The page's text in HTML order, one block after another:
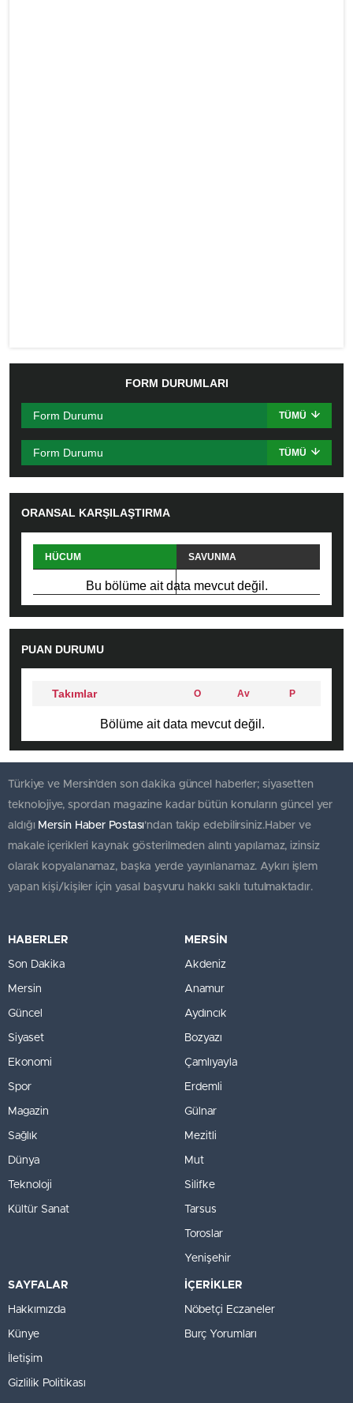
FORM DURUMLARI
Form Durumu TÜMÜ
Form Durumu TÜMÜ
ORANSAL KARŞILAŞTIRMA
HÜCUM SAVUNMA
FAUL
Bu bölüme ait data mevcut değil.
PUAN DURUMU
Takımlar P
Av
O
Bölüme ait data mevcut değil.
Türkiye ve Mersin’den son dakika güncel haberler; siyasetten
teknolojiye, spordan magazine kadar bütün konuların güncel yer
aldığı Mersin Haber Postası'ndan takip edebilirsiniz.Haber ve
makale içerikleri kaynak gösterilmeden alıntı yapılamaz, izinsiz
olarak kopyalanamaz, başka yerde yayınlanamaz. Aykırı işlem
yapan kişi/kişiler için yasal başvuru hakkı saklı tutulmaktadır.
HABERLER
Son Dakika
Mersin
Güncel
Siyaset
Ekonomi
Spor
Magazin
Sağlık
Dünya
Teknoloji
Kültür Sanat
MERSİN
Akdeniz
Anamur
Aydıncık
Bozyazı
Çamlıyayla
Erdemli
Gülnar
Mezitli
Mut
Silifke
Tarsus
Toroslar
Yenişehir
SAYFALAR
Hakkımızda
Künye
İletişim
Gizlilik Politikası
İÇERİKLER
Nöbetçi Eczaneler
Burç Yorumları